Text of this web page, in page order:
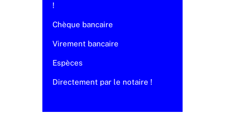
!
Chèque bancaire
Virement bancaire
Espèces
Directement par le notaire !